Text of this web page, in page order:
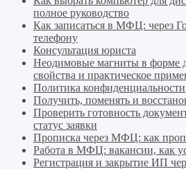
полное руководство
Как записаться в МФЦ: через
телефону
Консультация юриста
Неодимовые магниты в форме
свойства и практическое
Политика конфиденциальности
Получить, поменять и
Проверить готовность
статус заявки
Прописка через МФЦ: как
Работа в МФЦ: вакансии, как
Регистрация и закрытие ИП